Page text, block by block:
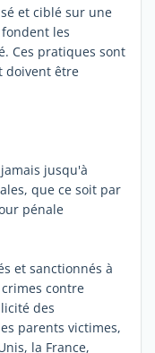
et ciblé sur une
les
Ces pratiques sont
doivent être
jusqu'à
que ce soit par
pénale
et sanctionnés à
contre
des
parents victimes,
la France,